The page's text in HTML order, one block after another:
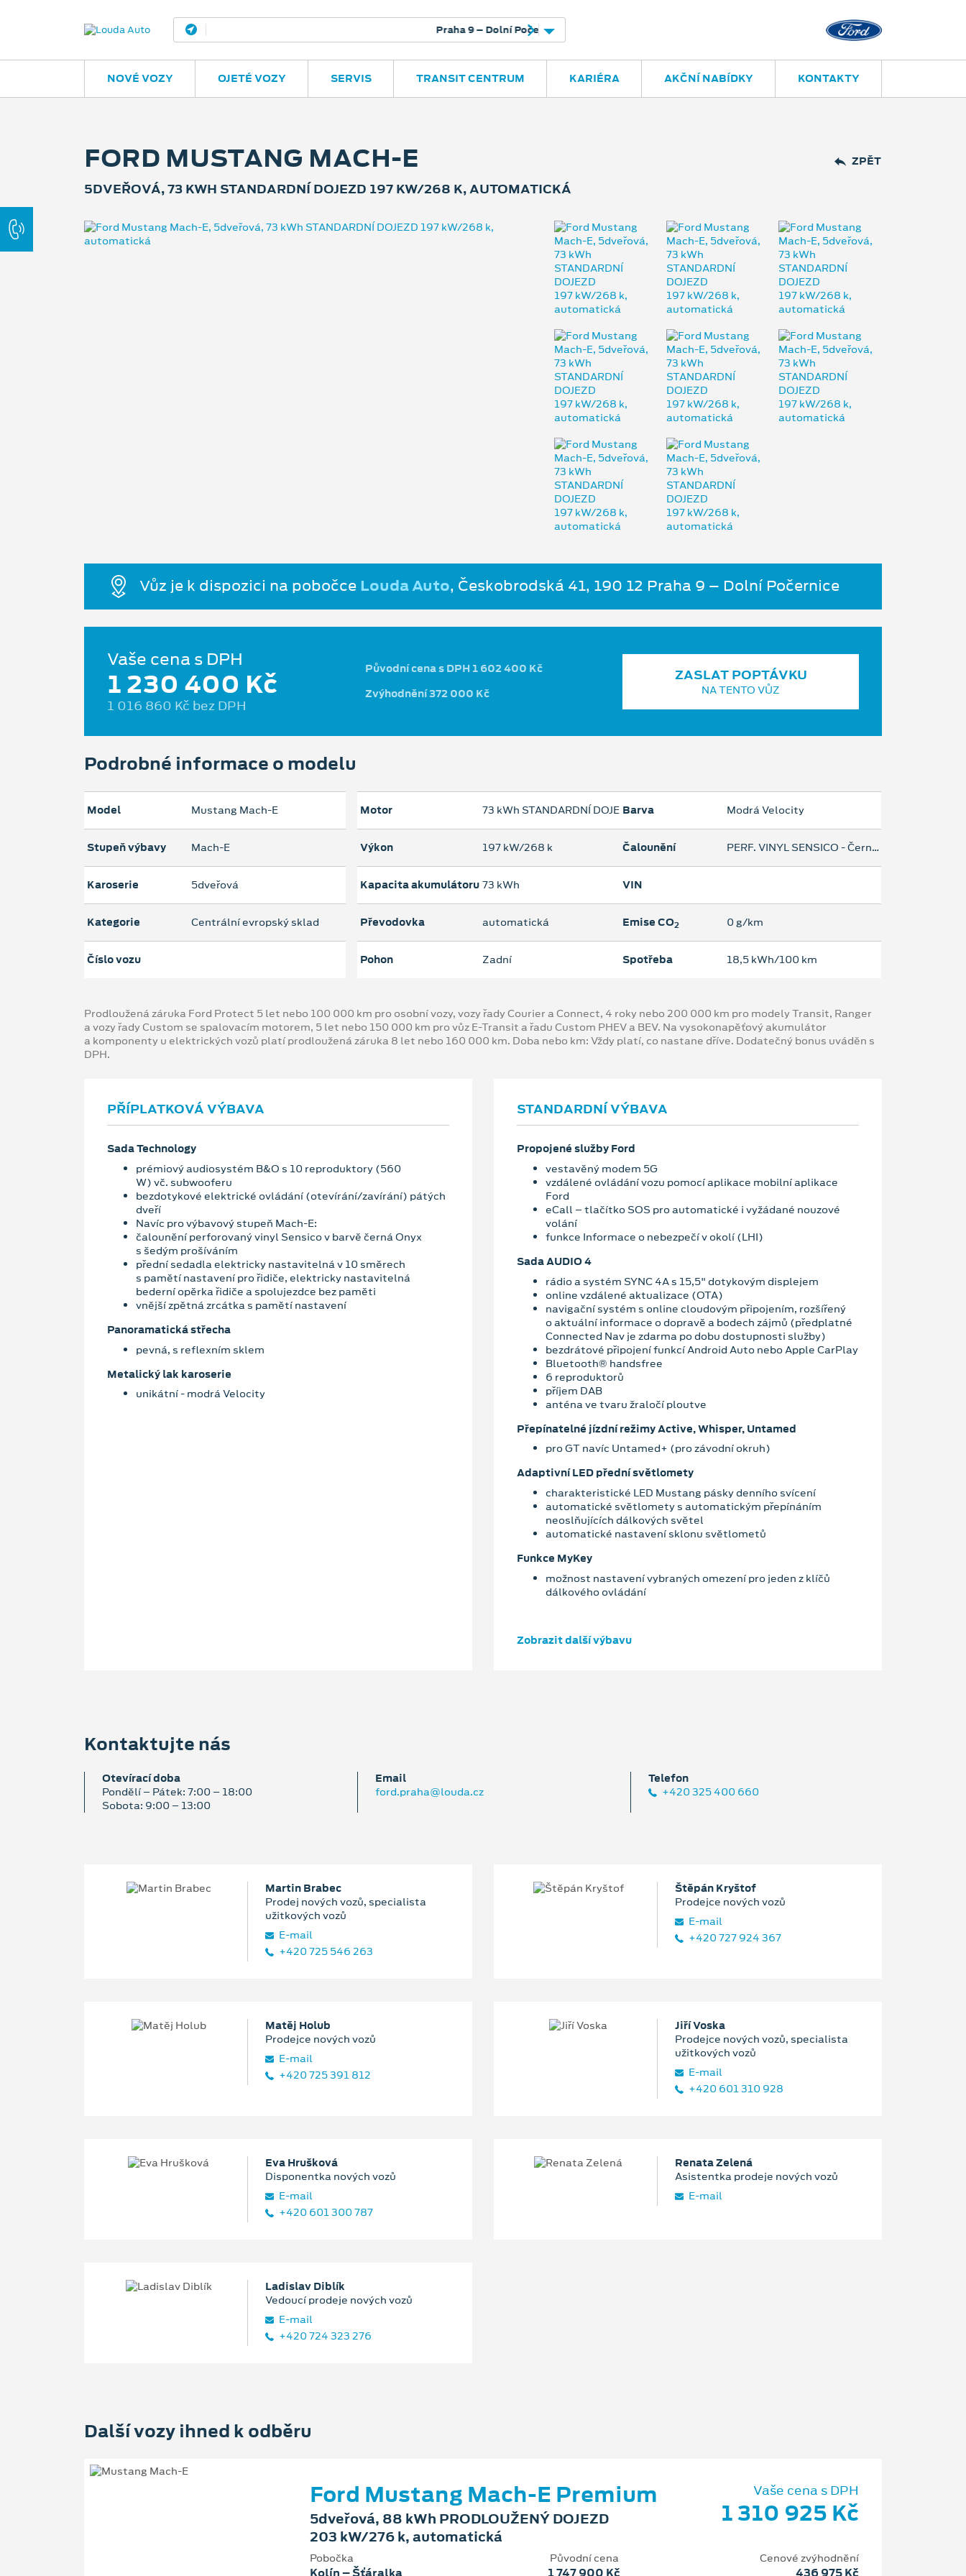
Českobrodská 41 325 400 660
NOVÉ VOZY OJETÉ VOZY SERVIS TRANSIT CENTRUM KARIÉRA AKČNÍ NABÍDKY KONTAKTY
ZPĚT
FORD MUSTANG MACH-E
5DVEŘOVÁ, 73 KWH STANDARDNÍ DOJEZD 197 KW/268 K, AUTOMATICKÁ
Vůz je k dispozici na pobočce Louda Auto, Českobrodská 41, 190 12 Praha 9 – Dolní Počernice
Vaše cena s DPH
1 230 400 Kč
1 016 860 Kč bez DPH
Původní cena s DPH 1 602 400 Kč
Zvýhodnění 372 000 Kč
ZASLAT POPTÁVKU
NA TENTO VŮZ
Podrobné informace o modelu
Model Mustang Mach‑E
Stupeň výbavy Mach-E
Karoserie 5dveřová
Kategorie Centrální evropský sklad
Číslo vozu
Motor 73 kWh STANDARDNÍ DOJEZD
Výkon 197 kW/268 k
Kapacita akumulátoru 73 kWh
Převodovka automatická
Pohon Zadní
Barva Modrá Velocity
Čalounění PERF. VINYL SENSICO - Černá Onyx/šedá
VIN
Emise CO2 0 g/km
Spotřeba 18,5 kWh/100 km
Prodloužená záruka Ford Protect 5 let nebo 100 000 km pro osobní vozy, vozy řady Courier a Connect, 4 roky nebo 200 000 km pro modely Transit, Ranger
a vozy řady Custom se spalovacím motorem, 5 let nebo 150 000 km pro vůz E-Transit a řadu Custom PHEV a BEV. Na vysokonapěťový akumulátor
a komponenty u elektrických vozů platí prodloužená záruka 8 let nebo 160 000 km. Doba nebo km: Vždy platí, co nastane dříve. Dodatečný bonus uváděn s
DPH.
PŘÍPLATKOVÁ VÝBAVA
Sada Technology
prémiový audiosystém B&O s 10 reproduktory (560
W) vč. subwooferu
bezdotykové elektrické ovládání (otevírání/zavírání) pátých
dveří
Navíc pro výbavový stupeň Mach-E:
čalounění perforovaný vinyl Sensico v barvě černá Onyx
s šedým prošíváním
přední sedadla elektricky nastavitelná v 10 směrech
s pamětí nastavení pro řidiče, elektricky nastavitelná
bederní opěrka řidiče a spolujezdce bez paměti
vnější zpětná zrcátka s pamětí nastavení
Panoramatická střecha
pevná, s reflexním sklem
Metalický lak karoserie
unikátní - modrá Velocity
STANDARDNÍ VÝBAVA
Propojené služby Ford
vestavěný modem 5G
vzdálené ovládání vozu pomocí aplikace mobilní aplikace
Ford
eCall – tlačítko SOS pro automatické i vyžádané nouzové
volání
funkce Informace o nebezpečí v okolí (LHI)
Sada AUDIO 4
rádio a systém SYNC 4A s 15,5" dotykovým displejem
online vzdálené aktualizace (OTA)
navigační systém s online cloudovým připojením, rozšířený
o aktuální informace o dopravě a bodech zájmů (předplatné
Connected Nav je zdarma po dobu dostupnosti služby)
bezdrátové připojení funkcí Android Auto nebo Apple CarPlay
Bluetooth® handsfree
6 reproduktorů
příjem DAB
anténa ve tvaru žraločí ploutve
Přepínatelné jízdní režimy Active, Whisper, Untamed
pro GT navíc Untamed+ (pro závodní okruh)
Adaptivní LED přední světlomety
charakteristické LED Mustang pásky denního svícení
automatické světlomety s automatickým přepínáním
neoslňujících dálkových světel
automatické nastavení sklonu světlometů
Funkce MyKey
možnost nastavení vybraných omezení pro jeden z klíčů
dálkového ovládání
Zobrazit další výbavu
Kontaktujte nás
Otevírací doba
Pondělí – Pátek: 7:00 – 18:00
Sobota: 9:00 – 13:00
Email
ford.praha@louda.cz
Telefon
+420 325 400 660
Martin Brabec
Prodej nových vozů, specialista
užitkových vozů
E‑mail
+420 725 546 263
Štěpán Kryštof
Prodejce nových vozů
E‑mail
+420 727 924 367
Matěj Holub
Prodejce nových vozů
E‑mail
+420 725 391 812
Jiří Voska
Prodejce nových vozů, specialista
užitkových vozů
E‑mail
+420 601 310 928
Eva Hrušková
Disponentka nových vozů
E‑mail
+420 601 300 787
Renata Zelená
Asistentka prodeje nových vozů
E‑mail
Ladislav Diblík
Vedoucí prodeje nových vozů
E‑mail
+420 724 323 276
Další vozy ihned k odběru
Ford Mustang Mach‑E Premium
5dveřová, 88 kWh PRODLOUŽENÝ DOJEZD
203 kW/276 k, automatická
Vaše cena s DPH
1 310 925 Kč
Pobočka
Kolín – Šťáralka
Původní cena
1 747 900 Kč
Cenové zvýhodnění
436 975 Kč